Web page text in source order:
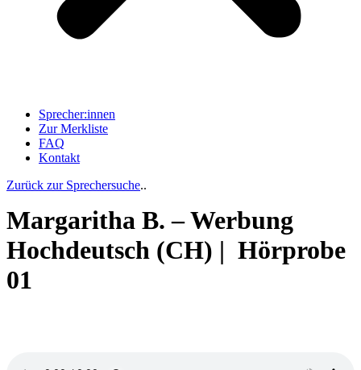
Sprecher:innen
Zur Merkliste
FAQ
Kontakt
Zurück zur Sprechersuche..
Margaritha B. – Werbung
Hochdeutsch (CH) | Hörprobe
01